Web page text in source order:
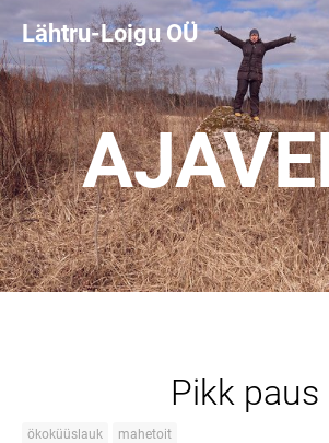
Lähtru-Loigu OÜ
Pikk paus
ökoküüslauk mahetoit